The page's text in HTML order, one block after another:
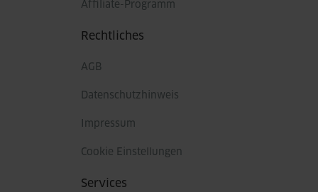
Affiliate-Programm
Rechtliches
AGB
Datenschutzhinweis
Impressum
Cookie Einstellungen
Services